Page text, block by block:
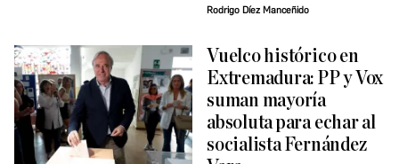
Rodrigo Díez Manceñido
Vuelco histórico en
Extremadura: PP y Vox
suman mayoría
absoluta para echar al
socialista Fernández